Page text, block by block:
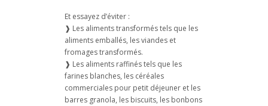
Et essayez d’éviter :
❱ Les aliments transformés tels que les
aliments emballés, les viandes et
fromages transformés.
❱ Les aliments raffinés tels que les
farines blanches, les céréales
commerciales pour petit déjeuner et les
barres granola, les biscuits, les bonbons